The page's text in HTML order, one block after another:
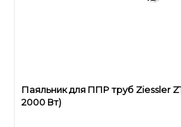
Паяльник для ППР труб Ziessler
2000 Вт)